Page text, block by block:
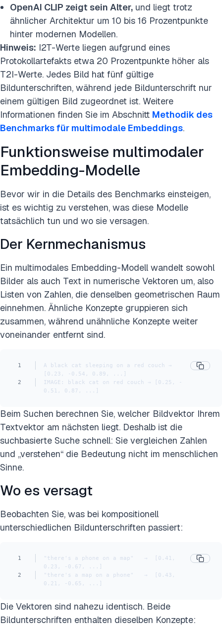
OpenAI CLIP zeigt sein Alter, und liegt trotz
ähnlicher Architektur um 10 bis 16 Prozentpunkte
hinter modernen Modellen.
Hinweis: I2T-Werte liegen aufgrund eines
Protokollartefakts etwa 20 Prozentpunkte höher als
T2I-Werte. Jedes Bild hat fünf gültige
Bildunterschriften, während jede Bildunterschrift nur
einem gültigen Bild zugeordnet ist. Weitere
Informationen finden Sie im Abschnitt Methodik des
Benchmarks für multimodale Embeddings.
Funktionsweise multimodaler
Embedding-Modelle
Bevor wir in die Details des Benchmarks einsteigen,
ist es wichtig zu verstehen, was diese Modelle
tatsächlich tun und wo sie versagen.
Der Kernmechanismus
Ein multimodales Embedding-Modell wandelt sowohl
Bilder als auch Text in numerische Vektoren um, also
Listen von Zahlen, die denselben geometrischen Raum
einnehmen. Ähnliche Konzepte gruppieren sich
zusammen, während unähnliche Konzepte weiter
voneinander entfernt sind.
1
A black cat sleeping on a red couch →
[0.23, -0.54, 0.89, ...]
2
IMAGE: black cat on red couch → [0.25, -
0.51, 0.87, ...]
Beim Suchen berechnen Sie, welcher Bildvektor Ihrem
Textvektor am nächsten liegt. Deshalb ist die
suchbasierte Suche schnell: Sie vergleichen Zahlen
und „verstehen“ die Bedeutung nicht im menschlichen
Sinne.
Wo es versagt
Beobachten Sie, was bei kompositionell
unterschiedlichen Bildunterschriften passiert:
1
"there's a phone on a map"   →  [0.41,
0.23, -0.67, ...]
2
"there's a map on a phone"   →  [0.43,
0.21, -0.65, ...]
Die Vektoren sind nahezu identisch. Beide
Bildunterschriften enthalten dieselben Konzepte: